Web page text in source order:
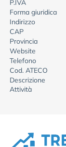
P.IVA
Forma giuridica
Indirizzo
CAP
Provincia
Website
Telefono
Cod. ATECO
Descrizione
Attività